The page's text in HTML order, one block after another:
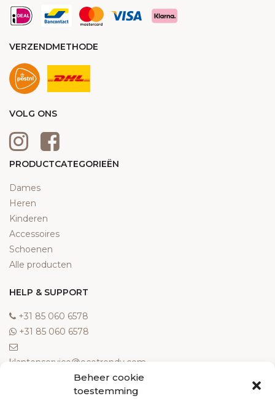
Beheer cookie
toestemming
VERZENDMETHODE
VOLG ONS
PRODUCTCATEGORIEËN
Dames
Heren
Kinderen
Accessoires
Schoenen
Alle producten
HELP & SUPPORT
‎+31 85 060 6578
‎+31 85 060 6578
klantenservice@ecotrendy.com